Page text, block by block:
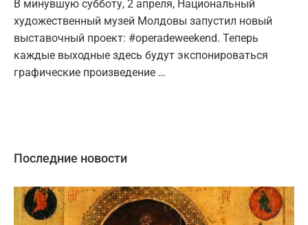
В минувшую субботу, 2 апреля, Национальный
художественный музей Молдовы запустил новый
выставочный проект: #operadeweekend. Теперь
каждые выходные здесь будут экспонироваться
графические произведение …
Последние новости